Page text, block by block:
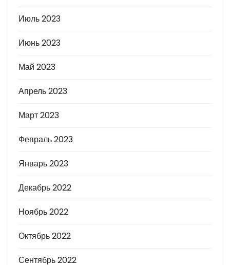
Июль 2023
Июнь 2023
Май 2023
Апрель 2023
Март 2023
Февраль 2023
Январь 2023
Декабрь 2022
Ноябрь 2022
Октябрь 2022
Сентябрь 2022